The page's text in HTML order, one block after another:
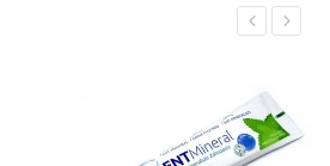
Previous
Next